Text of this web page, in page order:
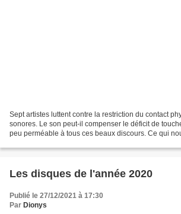
Sept artistes luttent contre la restriction du contact
sonores. Le son peut-il compenser le déficit de
peu perméable à tous ces beaux discours. Ce qui
Les disques de l'année 2020
Publié le 27/12/2021 à 17:30
Par Dionys